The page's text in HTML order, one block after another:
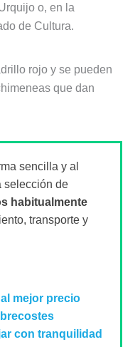
o, en la
de Cultura.
rojo y se pueden
que dan
sencilla y al
selección de
habitualmente
transporte y
mejor precio
con tranquilidad